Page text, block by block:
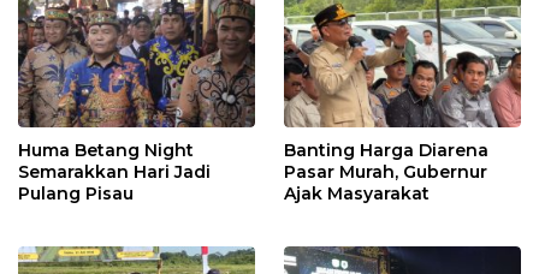
Huma Betang Night
Semarakkan Hari Jadi
Pulang Pisau
Banting Harga Diarena
Pasar Murah, Gubernur
Ajak Masyarakat